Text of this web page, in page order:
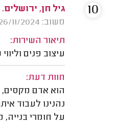
גיל חן, ירושלים.
משוב: 26/11/2024
תיאור השירות:
עיצוב פנים
חוות דעת:
הוא אדם
נהנינו לעבוד
על חומרי בנייה,
10